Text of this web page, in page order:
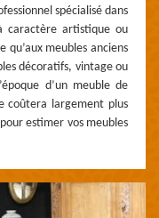
spécialisé dans
caractère artistique ou
qu’aux meubles anciens
décoratifs, vintage ou
d’un meuble de
coûtera largement plus
estimer vos meubles